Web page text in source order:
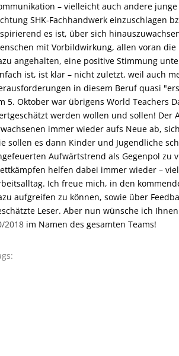
– vielleicht auch andere
SHK-Fachhandwerk einzuschlagen
es ist, über sich
mit Vorbildwirkung, allen voran
angehalten, eine positive Stimmung
ist, ist klar – nicht zuletzt, weil auch
in diesem Beruf quasi
5. Oktober war übrigens World Teachers
werden wollen und sollen!
immer wieder aufs Neue ab,
sollen es dann Kinder und Jugendliche
Aufwärtstrend als Gegenpol zu
helfen dabei immer wieder –
Ich freue mich, in den
aufgreifen zu können, sowie über
Leser. Aber nun wünsche ich
2018 im Namen des gesamten Teams!